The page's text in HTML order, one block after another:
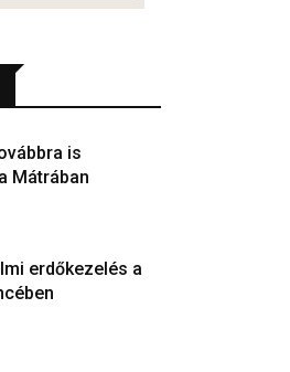
is
Mátrában
erdőkezelés a